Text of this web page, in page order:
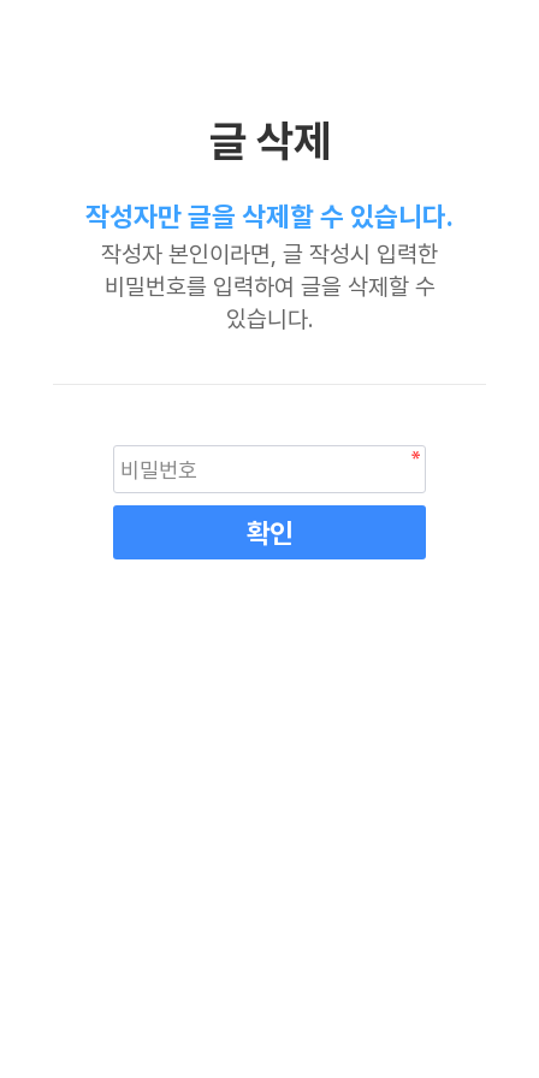
글 삭제
작성자만 글을 삭제할 수 있습니다.
작성자 본인이라면, 글 작성시 입력한
비밀번호를 입력하여 글을 삭제할 수
있습니다.